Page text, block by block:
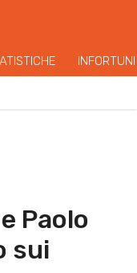
INFORTUNI
Paolo
sui